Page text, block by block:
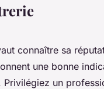
connaître sa
une bonne
un